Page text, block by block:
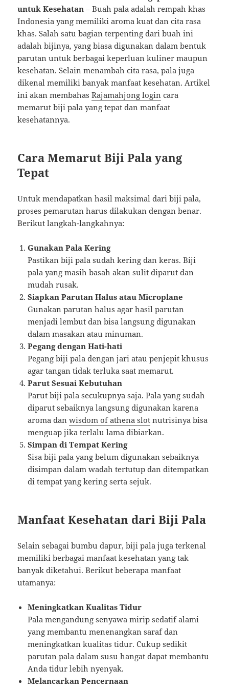
untuk Kesehatan – Buah pala adalah rempah khas
Indonesia yang memiliki aroma kuat dan cita rasa
khas. Salah satu bagian terpenting dari buah ini
adalah bijinya, yang biasa digunakan dalam bentuk
parutan untuk berbagai keperluan kuliner maupun
kesehatan. Selain menambah cita rasa, pala juga
dikenal memiliki banyak manfaat kesehatan. Artikel
ini akan membahasRajamahjong login cara
memarut biji pala yang tepat dan manfaat
kesehatannya.
Cara Memarut Biji Pala yang
Tepat
Untuk mendapatkan hasil maksimal dari biji pala,
proses pemarutan harus dilakukan dengan benar.
Berikut langkah-langkahnya:
Gunakan Pala Kering
Pastikan biji pala sudah kering dan keras. Biji
pala yang masih basah akan sulit diparut dan
mudah rusak.
Siapkan Parutan Halus atau Microplane
Gunakan parutan halus agar hasil parutan
menjadi lembut dan bisa langsung digunakan
dalam masakan atau minuman.
Pegang dengan Hati-hati
Pegang biji pala dengan jari atau penjepit khusus
agar tangan tidak terluka saat memarut.
Parut Sesuai Kebutuhan
Parut biji pala secukupnya saja. Pala yang sudah
diparut sebaiknya langsung digunakan karena
aroma danwisdom of athena slot nutrisinya bisa
menguap jika terlalu lama dibiarkan.
Simpan di Tempat Kering
Sisa biji pala yang belum digunakan sebaiknya
disimpan dalam wadah tertutup dan ditempatkan
di tempat yang kering serta sejuk.
Manfaat Kesehatan dari Biji Pala
Selain sebagai bumbu dapur, biji pala juga terkenal
memiliki berbagai manfaat kesehatan yang tak
banyak diketahui. Berikut beberapa manfaat
utamanya:
Meningkatkan Kualitas Tidur
Pala mengandung senyawa mirip sedatif alami
yang membantu menenangkan saraf dan
meningkatkan kualitas tidur. Cukup sedikit
parutan pala dalam susu hangat dapat membantu
Anda tidur lebih nyenyak.
Melancarkan Pencernaan